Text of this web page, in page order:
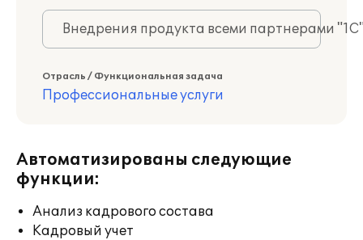
Внедрения продукта всеми партнерами
Отрасль / Функциональная задача
Профессиональные услуги
Автоматизированы следующие
функции:
Анализ кадрового состава
Кадровый учет